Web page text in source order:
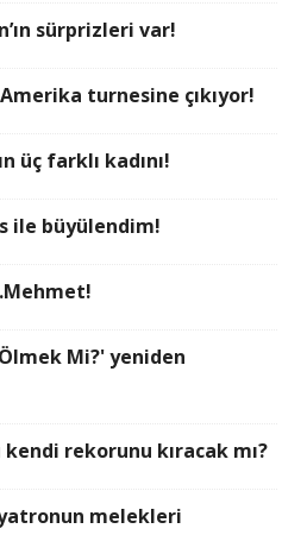
sürprizleri var!
turnesine çıkıyor!
üç farklı kadını!
ile büyülendim!
Mi?' yeniden
rekorunu kıracak mı?
melekleri